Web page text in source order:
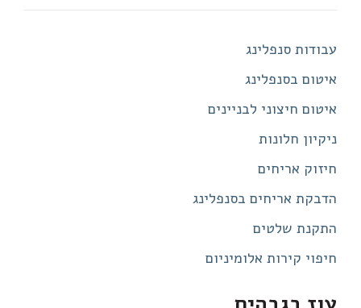
עבודות סנפלינג
איטום בסנפלינג
איטום חיצוני לבניינים
ניקיון חלונות
חיזוק אריחים
הדבקת אריחים בסנפלינג
התקנת שלטים
חיפוי קירות אלומיניום